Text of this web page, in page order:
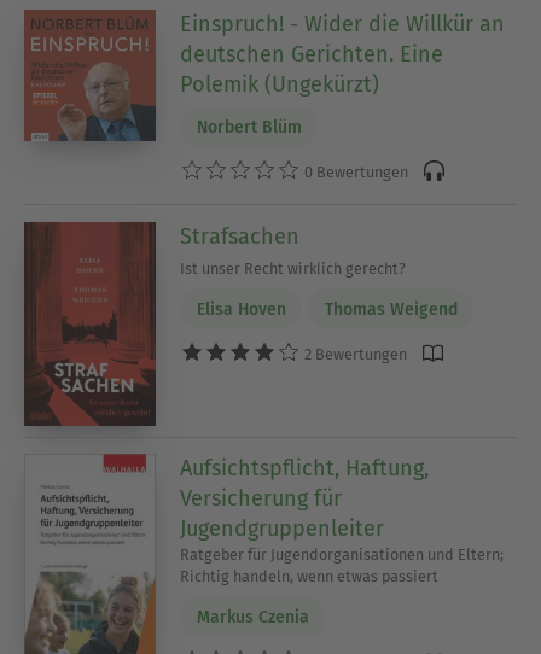
Einspruch! - Wider die Willkür an
deutschen Gerichten. Eine
Polemik (Ungekürzt)
Norbert Blüm
0 Bewertungen
Strafsachen
Ist unser Recht wirklich gerecht?
Elisa Hoven Thomas Weigend
2 Bewertungen
Aufsichtspflicht, Haftung,
Versicherung für
Jugendgruppenleiter
Ratgeber für Jugendorganisationen und Eltern;
Richtig handeln, wenn etwas passiert
Markus Czenia